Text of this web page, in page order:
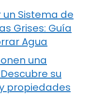
Sistema de
Grises: Guía
Agua
una
su
propiedades